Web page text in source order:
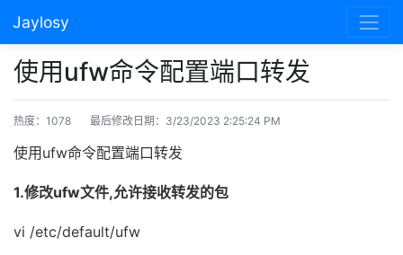
Jaylosy
使用ufw命令配置端口转发
热度：1078 最后修改日期：3/23/2023 2:25:24 PM
使用ufw命令配置端口转发
1.修改ufw文件,允许接收转发的包
vi /etc/default/ufw